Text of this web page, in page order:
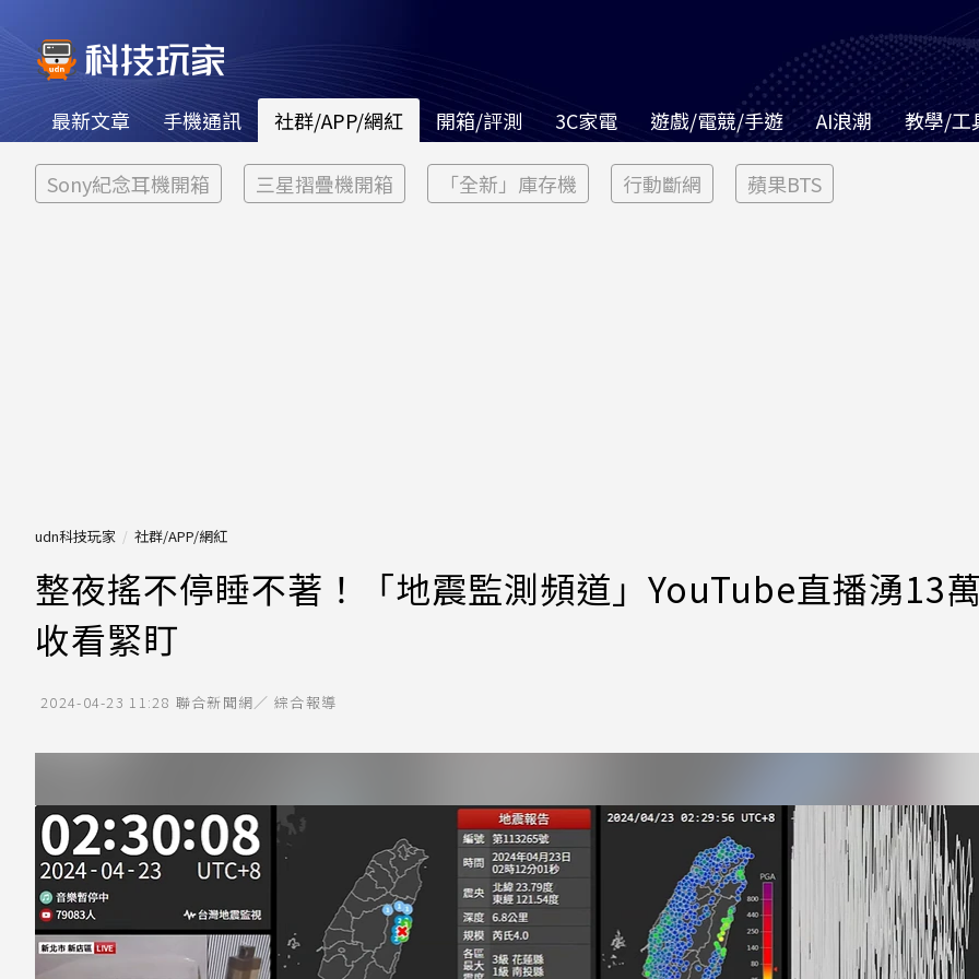
最新文章 手機通訊 社群/APP/網紅 開箱/評測 3C家電 遊戲/電競/手遊 AI浪潮 教學/工
Sony紀念耳機開箱 三星摺疊機開箱 「全新」庫存機 行動斷網 蘋果BTS
udn科技玩家 社群/APP/網紅
整夜搖不停睡不著！「地震監測頻道」YouTube直播湧13
收看緊盯
2024-04-23 11:28 聯合新聞網／ 綜合報導